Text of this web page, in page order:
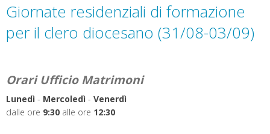
Giornate residenziali di formazione
per il clero diocesano (31/08-03/09)
Orari Ufficio Matrimoni
Lunedì - Mercoledì - Venerdì
dalle ore 9:30 alle ore 12:30